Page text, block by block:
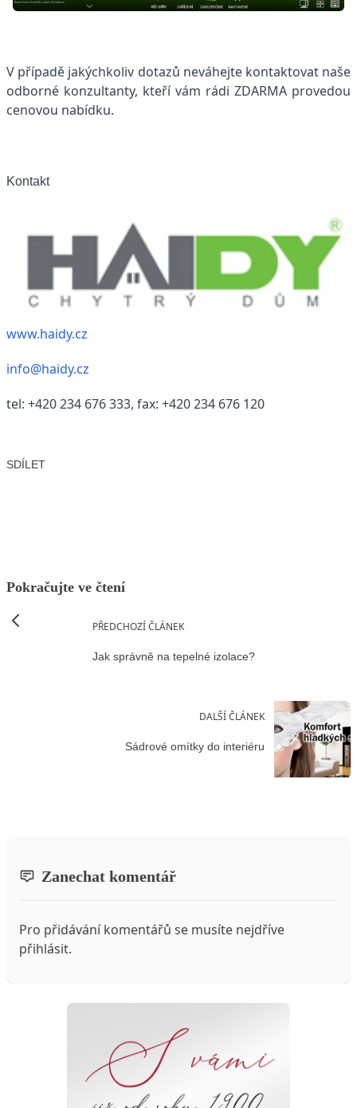
V případě jakýchkoliv dotazů neváhejte kontaktovat naše
odborné konzultanty, kteří vám rádi ZDARMA provedou
cenovou nabídku.
Kontakt
www.haidy.cz
info@haidy.cz
tel: +420 234 676 333, fax: +420 234 676 120
SDÍLET
Pokračujte ve čtení
PŘEDCHOZÍ ČLÁNEK
Jak správně na tepelné izolace?
DALŠÍ ČLÁNEK
Sádrové omítky do interiéru
Zanechat komentář
Pro přidávání komentářů se musíte nejdříve
přihlásit.